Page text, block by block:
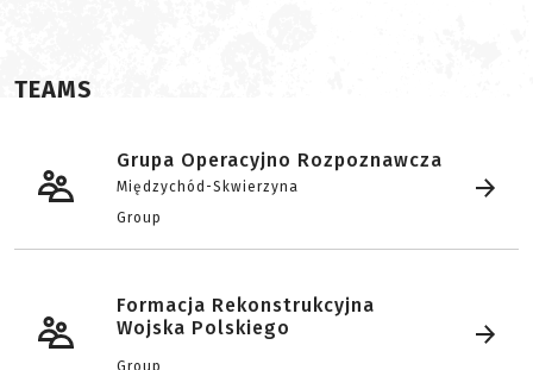
TEAMS
Grupa Operacyjno Rozpoznawcza
Międzychód-Skwierzyna
Group
Formacja Rekonstrukcyjna
Wojska Polskiego
Group